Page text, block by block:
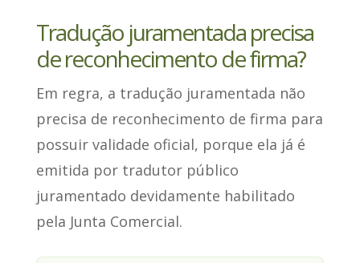
Tradução juramentada precisa
de reconhecimento de firma?
Em regra, a tradução juramentada não
precisa de reconhecimento de firma para
possuir validade oficial, porque ela já é
emitida por tradutor público
juramentado devidamente habilitado
pela Junta Comercial.